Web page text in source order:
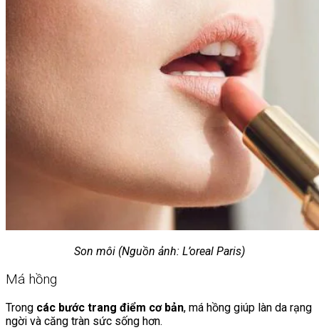
Son môi (Nguồn ảnh: L’oreal Paris)
Má hồng
Trong các bước trang điểm cơ bản, má hồng giúp làn da rạng
ngời và căng tràn sức sống hơn.